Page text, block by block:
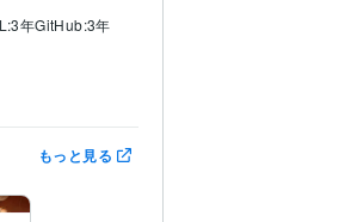
年GitHub:3年
もっと見る